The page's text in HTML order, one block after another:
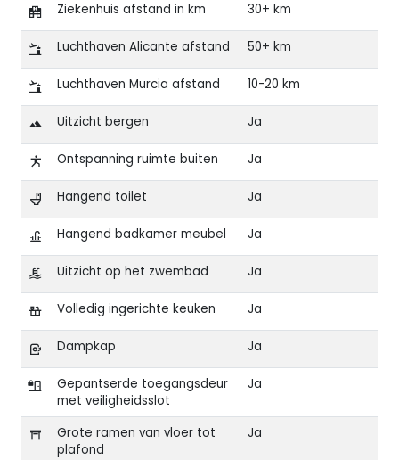
Ziekenhuis afstand in km 30+ km
Luchthaven Alicante afstand 50+ km
Luchthaven Murcia afstand 10-20 km
Uitzicht bergen Ja
Ontspanning ruimte buiten Ja
Hangend toilet Ja
Hangend badkamer meubel Ja
Uitzicht op het zwembad Ja
Volledig ingerichte keuken Ja
Dampkap Ja
Gepantserde toegangsdeur
met veiligheidsslot
Ja
Grote ramen van vloer tot
plafond
Ja